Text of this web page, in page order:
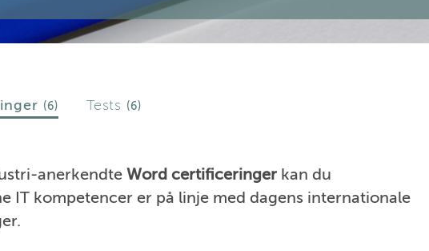
(6) Tests (6)
anerkendte Word certificeringer kan du
IT kompetencer er på linje med dagens internationale